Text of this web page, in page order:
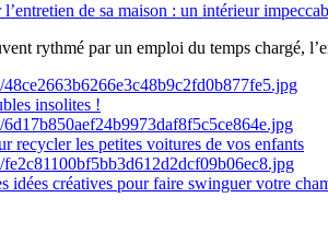
de sa maison : un intérieur
rythmé par un emploi du temps chargé,
insolites !
recycler les petites voitures de vos enfants
idées créatives pour faire swinguer votre